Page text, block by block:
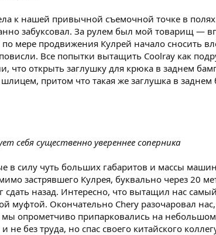
к нашей привычной съемочной точке в
забуксовал. За рулем был мой товарищ —
мере продвижения Кулрей начало сносить
Все попытки вытащить Coolray как
открыть заглушку для крюка в заднем
притом что такая же заглушка в заднем
себя существенно увереннее соперника
в силу чуть больших габаритов и массы
застрявшего Кулрея, буквально через 20
сдать назад. Интересно, что вытащил нас
Окончательно Chery разочаровал нас,
опрометчиво припарковались на
без труда, но спас своего китайского